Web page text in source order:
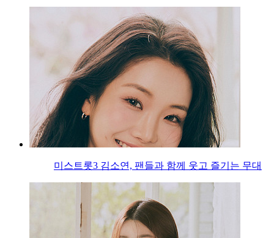
미스트롯3 김소연, 팬들과 함께 웃고 즐기는 무대